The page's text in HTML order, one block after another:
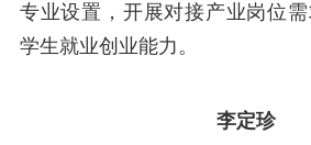
专业设置，开展对接产业岗位
学生就业创业能力。
李定珍